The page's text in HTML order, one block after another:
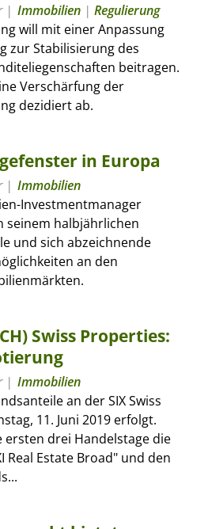
Immobilien | Regulierung
will mit einer Anpassung
zur Stabilisierung des
beitragen.
Verschärfung der
dezidiert ab.
in Europa
Immobilien
Investmentmanager
seinem halbjährlichen
und sich abzeichnende
an den
Swiss Properties:
Immobilien
an der SIX Swiss
11. Juni 2019 erfolgt.
drei Handelstage die
Real Estate Broad" und den